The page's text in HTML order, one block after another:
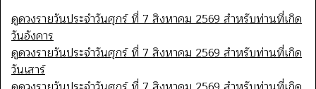
ดูดวงรายวันประจำวันศุกร์ ที่ 7 สิงหาคม 2569 สำหรับท่านที่เกิด
วันอังคาร
ดูดวงรายวันประจำวันศุกร์ ที่ 7 สิงหาคม 2569 สำหรับท่านที่เกิด
วันเสาร์